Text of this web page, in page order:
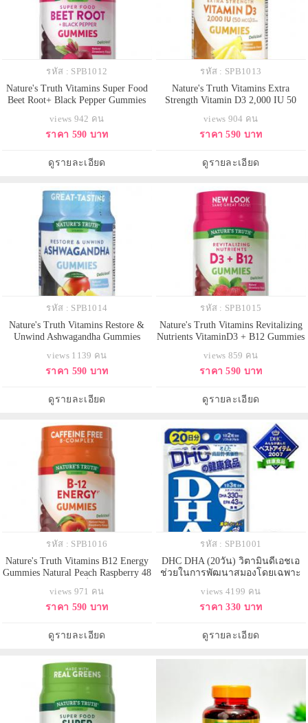
รหัส : SPB1012
Nature's Truth Vitamins Super Food
Beet Root+ Black Pepper Gummies
Gummies กัมมี่วิตามินบีทรูทรสสตรอ
เบอรี่ หอมอร่อย ทานง่ายมีสารต้าน
ช่วยป้องกันความเสื่อมของเซลล์
ภายในร่างกายได้อย่างมีประสิทธิ
views 942 คน
ราคา 590 บาท
ดูรายละเอียด
รหัส : SPB1013
Nature's Truth Vitamins Extra
Strength Vitamin D3 2,000 IU 50
Vegetarian Gummies กัมมี่วิตามินดี3
รสสัปปะรด อร่อยทานง่าย มีหน้าที่
ของร่างกาย มีส่วนช่วยในการดูดซึม
และใช้ประโยชน์ของแคลเซี
views 904 คน
ราคา 590 บาท
ดูรายละเอียด
รหัส : SPB1014
Nature's Truth Vitamins Restore &
Unwind Ashwagandha Gummies
กัมมี่วิตามินโสมอินเดีย รสผลไม้
อร่อยทานง่าย ช่วยสร้างสมดุลใน
เครียด ทำให้อารมณ์ดี และมีฤทธิ์
กระตุ้นความรู้สึกเพศอ่อนๆ เสริมสร
views 1139 คน
ราคา 590 บาท
ดูรายละเอียด
รหัส : SPB1015
Nature's Truth Vitamins Revitalizing
Nutrients VitaminD3 + B12 Gummies
Gummies กัมมี่วิตามินวิตามินดี3 และ
บี12 รสสตรอเบอร์รี่ รสชาติอร่อย
ที่ดี ผิวสวยแข็งแรง บำรุงสุขภาพ
กระดูกและฟันใ
views 859 คน
ราคา 590 บาท
ดูรายละเอียด
รหัส : SPB1016
Nature's Truth Vitamins B12 Energy
Gummies Natural Peach Raspberry 48
พีชราสเบอร์รี่ รสชาติอร่อย ทานง่าย
ช่วยเสริมพลังงาน และยังมี
Carnitine Tartrate ช่วยดึงไขมันไป
เป็นพลังงาน และมี As
views 971 คน
ราคา 590 บาท
ดูรายละเอียด
รหัส : SPB1001
DHC DHA (20วัน) วิตามินดีเอชเอ
ช่วยในการพัฒนาสมองโดยเฉพาะ
ในการศึกษาค้นคว้า บำรุงสมอง
ระบบประสาท และระบบไหลเวียน
views 4199 คน
ราคา 330 บาท
ดูรายละเอียด